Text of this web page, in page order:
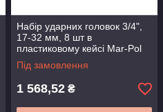
Набір ударних головок 3/4",
17-32 мм, 8 шт в
пластиковому кейсі Mar-Pol
BJC M58276
Під замовлення
1 568,52 ₴